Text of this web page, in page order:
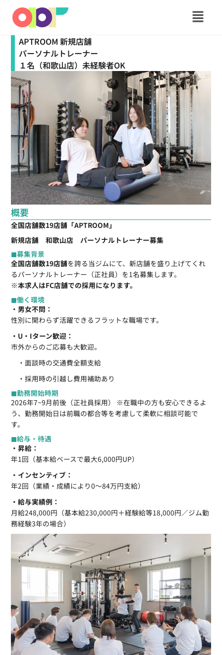
メ
ニ
APTROOM 新規店舗
パーソナルトレーナー
１名（和歌山店）未経験者OK
概要
全国店舗数19店舗「APTROOM」
新規店舗 和歌山店 パーソナルトレーナー募集
◼︎募集背景
全国店舗数19店舗を誇る当ジムにて、新店舗を盛り上げてくれ
るパーソナルトレーナー（正社員）を1名募集します。
※本求人はFC店舗での採用になります。
◼︎働く環境
・男女不問：
性別に関わらず活躍できるフラットな職場です。
・U・Iターン歓迎：
市外からのご応募も大歓迎。
・面談時の交通費全額支給
・採用時の引越し費用補助あり
◼︎勤務開始時期
2026年7~9月前後（正社員採用） ※在職中の方も安心できるよ
う、勤務開始日は前職の都合等を考慮して柔軟に相談可能で
す。
◼︎給与・待遇
・昇給：
年1回（基本給ベースで最大6,000円UP）
・インセンティブ：
年2回（業績・成績により0〜84万円支給）
・給与実績例：
月給248,000円（基本給230,000円＋経験給等18,000円／ジム勤
務経験3年の場合）